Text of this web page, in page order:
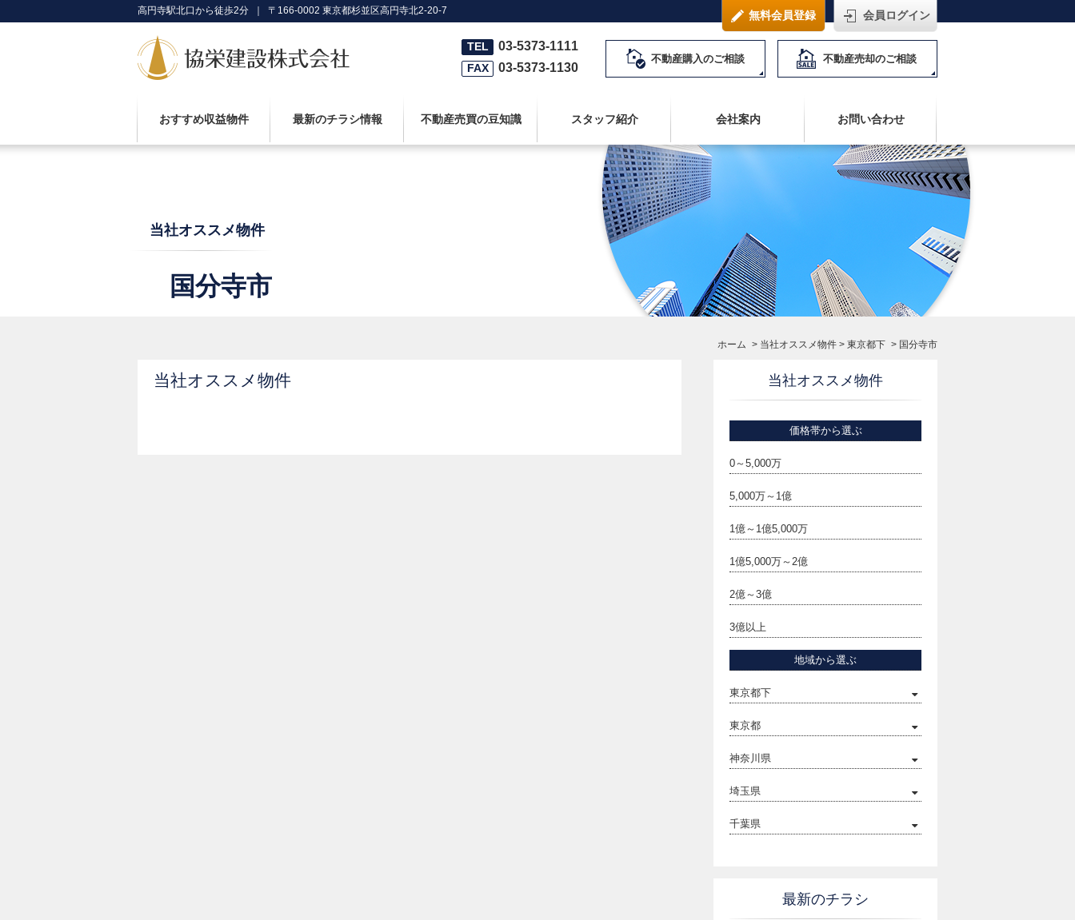
高円寺駅北口から徒歩2分 ｜ 〒166-0002 東京都杉並区高円寺北2-20-7 無料会員登録 会員ログイン
TEL 03-5373-1111
FAX 03-5373-1130
不動産購入のご相談 不動産売却のご相談
おすすめ収益物件 最新のチラシ情報 不動産売買の豆知識 スタッフ紹介 会社案内 お問い合わせ
当社オススメ物件
国分寺市
ホーム > 当社オススメ物件 > 東京都下 > 国分寺市
当社オススメ物件 当社オススメ物件
価格帯から選ぶ
0～5,000万
5,000万～1億
1億～1億5,000万
1億5,000万～2億
2億～3億
3億以上
地域から選ぶ
東京都下
東京都
神奈川県
埼玉県
千葉県
最新のチラシ